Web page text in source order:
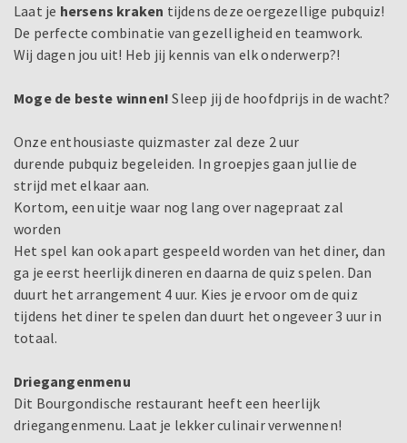
Laat je hersens kraken tijdens deze oergezellige pubquiz!
De perfecte combinatie van gezelligheid en teamwork.
Wij dagen jou uit! Heb jij kennis van elk onderwerp?!
Moge de beste winnen! Sleep jij de hoofdprijs in de wacht?
Onze enthousiaste quizmaster zal deze 2 uur
durende pubquiz begeleiden. In groepjes gaan jullie de
strijd met elkaar aan.
Kortom, een uitje waar nog lang over nagepraat zal
worden
Het spel kan ook apart gespeeld worden van het diner, dan
ga je eerst heerlijk dineren en daarna de quiz spelen. Dan
duurt het arrangement 4 uur. Kies je ervoor om de quiz
tijdens het diner te spelen dan duurt het ongeveer 3 uur in
totaal.
Driegangenmenu
Dit Bourgondische restaurant heeft een heerlijk
driegangenmenu. Laat je lekker culinair verwennen!